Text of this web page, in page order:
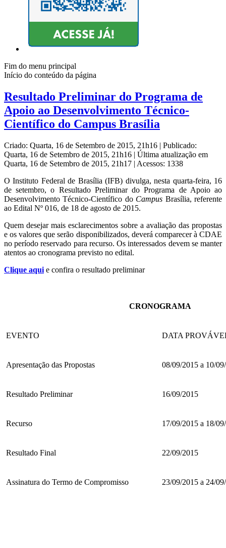
Fim do menu principal
Início do conteúdo da página
Resultado Preliminar do Programa de
Apoio ao Desenvolvimento Técnico-
Científico do Campus Brasília
Criado: Quarta, 16 de Setembro de 2015, 21h16 | Publicado:
Quarta, 16 de Setembro de 2015, 21h16 | Última atualização em
Quarta, 16 de Setembro de 2015, 21h17 | Acessos: 1338
O Instituto Federal de Brasília (IFB) divulga, nesta quarta-feira, 16
de setembro, o Resultado Preliminar do Programa de Apoio ao
Desenvolvimento Técnico-Científico do Campus Brasília, referente
ao Edital Nº 016, de 18 de agosto de 2015.
Quem desejar mais esclarecimentos sobre a avaliação das propostas
e os valores que serão disponibilizados, deverá comparecer à CDAE
no período reservado para recurso. Os interessados devem se manter
atentos ao cronograma previsto no edital.
Clique aqui e confira o resultado preliminar
CRONOGRAMA
EVENTO DATA
Apresentação das Propostas 08/09/2015 a 10/
Resultado Preliminar 16/09/2015
Recurso 17/09/2015 a 18/
Resultado Final 22/09/2015
Assinatura do Termo de Compromisso 23/09/2015 a 24/